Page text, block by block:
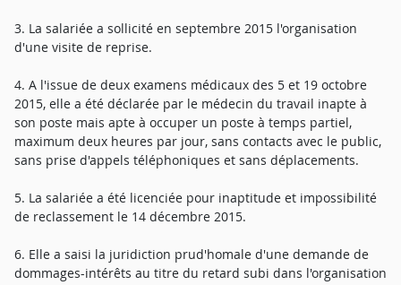
3. La salariée a sollicité en septembre 2015 l'organisation
d'une visite de reprise.
4. A l'issue de deux examens médicaux des 5 et 19 octobre
2015, elle a été déclarée par le médecin du travail inapte à
son poste mais apte à occuper un poste à temps partiel,
maximum deux heures par jour, sans contacts avec le public,
sans prise d'appels téléphoniques et sans déplacements.
5. La salariée a été licenciée pour inaptitude et impossibilité
de reclassement le 14 décembre 2015.
6. Elle a saisi la juridiction prud'homale d'une demande de
dommages-intérêts au titre du retard subi dans l'organisation